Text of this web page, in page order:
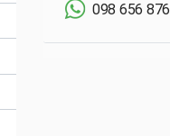
098 656 876